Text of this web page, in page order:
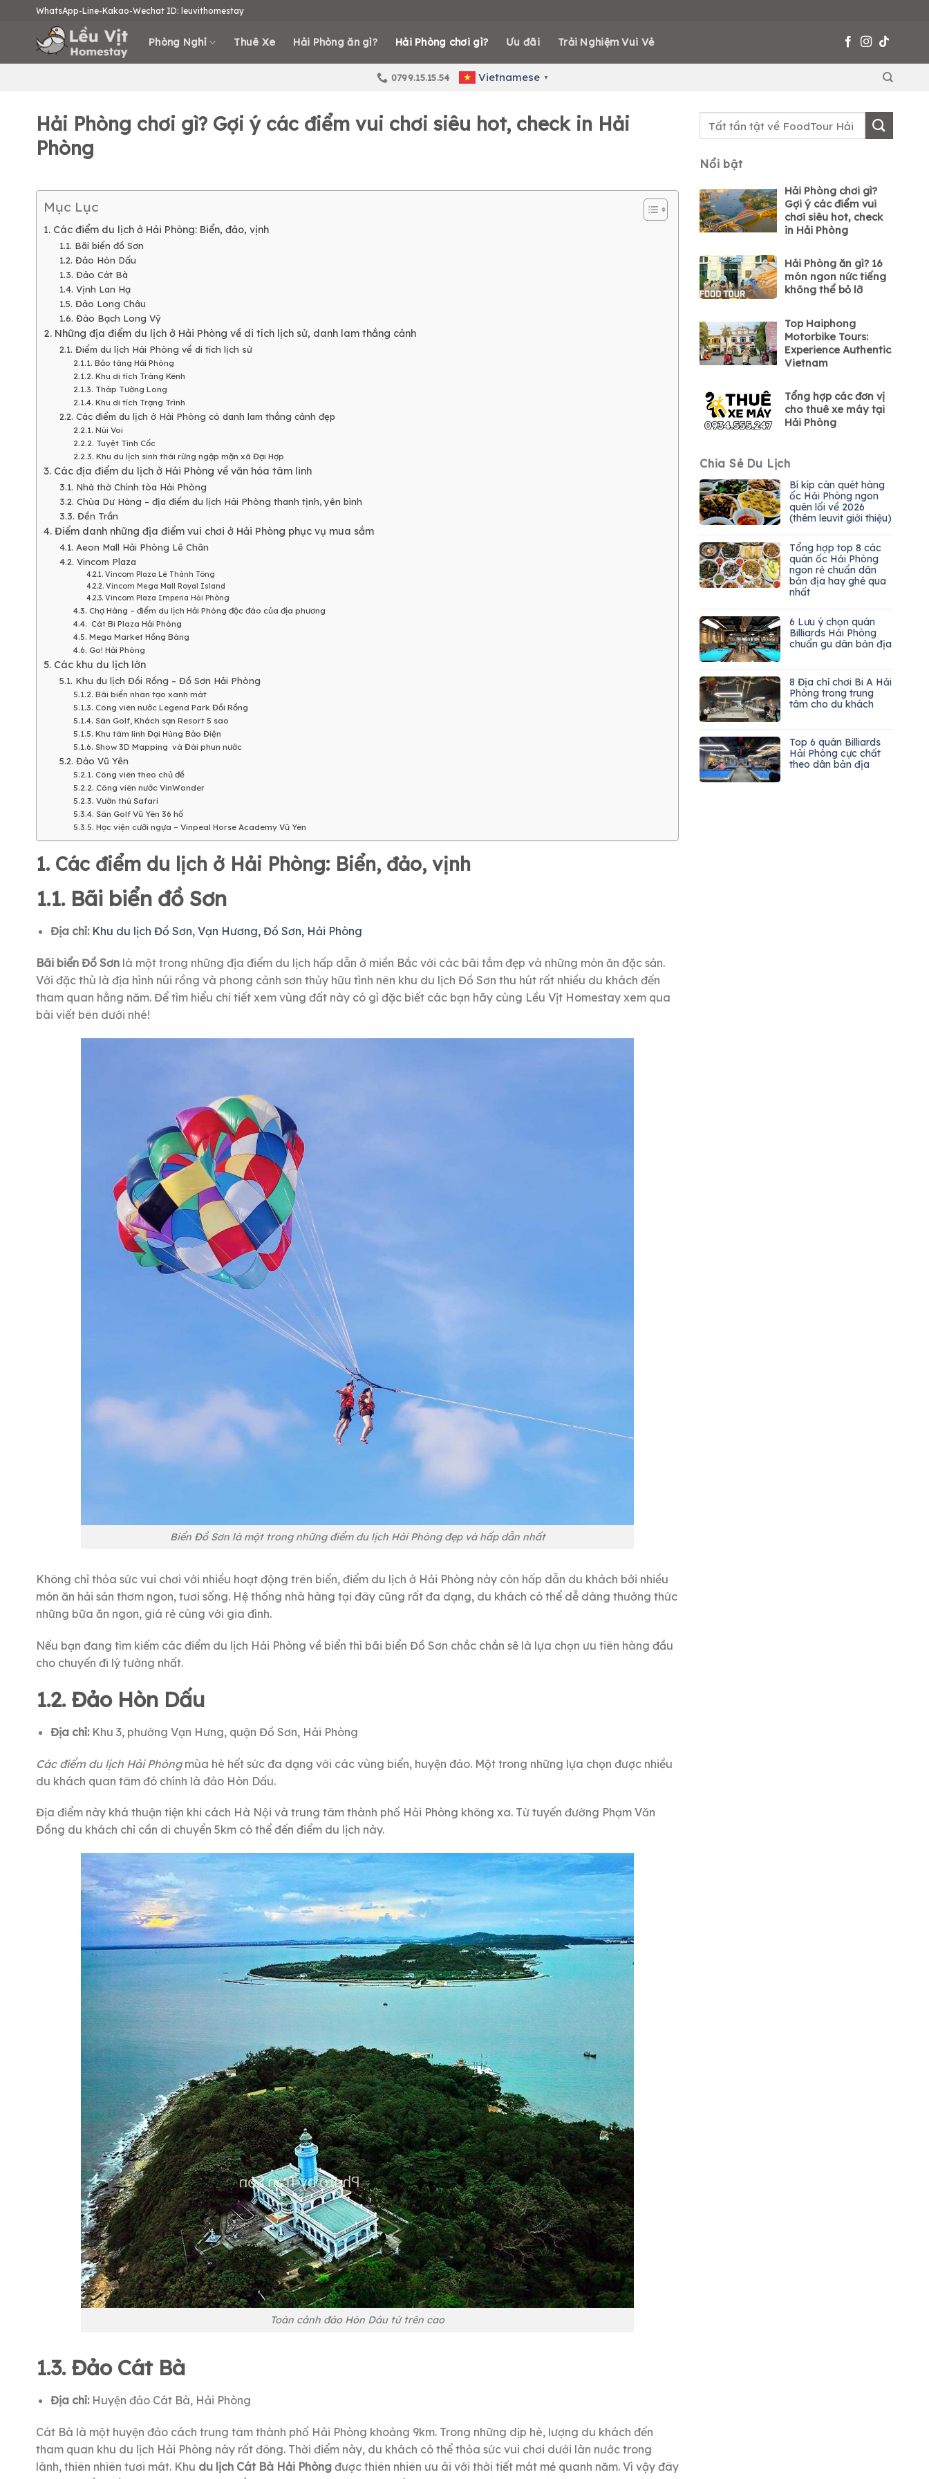
content
WhatsApp-Line-Kakao-Wechat ID: leuvithomestay
Phòng Nghỉ Thuê Xe Hải Phòng ăn gì? Hải Phòng chơi gì? Ưu đãi Trải Nghiệm Vui Vẻ
0799.15.15.54 Vietnamese ▼
Hải Phòng chơi gì? Gợi ý các điểm vui chơi siêu hot, check in Hải
Phòng
Mục Lục
1. Các điểm du lịch ở Hải Phòng: Biển, đảo, vịnh
1.1. Bãi biển đồ Sơn
1.2. Đảo Hòn Dấu
1.3. Đảo Cát Bà
1.4. Vịnh Lan Hạ
1.5. Đảo Long Châu
1.6. Đảo Bạch Long Vỹ
2. Những địa điểm du lịch ở Hải Phòng về di tích lịch sử, danh lam thắng cảnh
2.1. Điểm du lịch Hải Phòng về di tích lịch sử
2.1.1. Bảo tàng Hải Phòng
2.1.2. Khu di tích Tràng Kênh
2.1.3. Tháp Tường Long
2.1.4. Khu di tích Trạng Trình
2.2. Các điểm du lịch ở Hải Phòng có danh lam thắng cảnh đẹp
2.2.1. Núi Voi
2.2.2. Tuyệt Tình Cốc
2.2.3. Khu du lịch sinh thái rừng ngập mặn xã Đại Hợp
3. Các địa điểm du lịch ở Hải Phòng về văn hóa tâm linh
3.1. Nhà thờ Chính tòa Hải Phòng
3.2. Chùa Dư Hàng – địa điểm du lịch Hải Phòng thanh tịnh, yên bình
3.3. Đền Trần
4. Điểm danh những địa điểm vui chơi ở Hải Phòng phục vụ mua sắm
4.1. Aeon Mall Hải Phòng Lê Chân
4.2. Vincom Plaza
4.2.1. Vincom Plaza Lê Thánh Tông
4.2.2. Vincom Mega Mall Royal Island
4.2.3. Vincom Plaza Imperia Hải Phòng
4.3. Chợ Hàng – điểm du lịch Hải Phòng độc đáo của địa phương
4.4. Cát Bi Plaza Hải Phòng
4.5. Mega Market Hồng Bàng
4.6. Go! Hải Phòng
5. Các khu du lịch lớn
5.1. Khu du lịch Đồi Rồng – Đồ Sơn Hải Phòng
5.1.2. Bãi biển nhân tạo xanh mát
5.1.3. Công viên nước Legend Park Đồi Rồng
5.1.4. Sân Golf, Khách sạn Resort 5 sao
5.1.5. Khu tâm linh Đại Hùng Bảo Điện
5.1.6. Show 3D Mapping và Đài phun nước
5.2. Đảo Vũ Yên
5.2.1. Công viên theo chủ đề
5.2.2. Công viên nước VinWonder
5.2.3. Vườn thú Safari
5.3.4. Sân Golf Vũ Yên 36 hố
5.3.5. Học viện cưỡi ngựa – Vinpeal Horse Academy Vũ Yên
1. Các điểm du lịch ở Hải Phòng: Biển, đảo, vịnh
1.1. Bãi biển đồ Sơn
Địa chỉ: Khu du lịch Đồ Sơn, Vạn Hương, Đồ Sơn, Hải Phòng
Bãi biển Đồ Sơn là một trong những địa điểm du lịch hấp dẫn ở miền Bắc với các bãi tắm đẹp và những món ăn đặc sản.
Với đặc thù là địa hình núi rồng và phong cảnh sơn thủy hữu tình nên khu du lịch Đồ Sơn thu hút rất nhiều du khách đến
tham quan hằng năm. Để tìm hiểu chi tiết xem vùng đất này có gì đặc biết các bạn hãy cùng Lều Vịt Homestay xem qua
bài viết bên dưới nhé!
Biển Đồ Sơn là một trong những điểm du lịch Hải Phòng đẹp và hấp dẫn nhất
Không chỉ thỏa sức vui chơi với nhiều hoạt động trên biển, điểm du lịch ở Hải Phòng này còn hấp dẫn du khách bởi nhiều
món ăn hải sản thơm ngon, tươi sống. Hệ thống nhà hàng tại đây cũng rất đa dạng, du khách có thể dễ dàng thưởng thức
những bữa ăn ngon, giá rẻ cùng với gia đình.
Nếu bạn đang tìm kiếm các điểm du lịch Hải Phòng về biển thì bãi biển Đồ Sơn chắc chắn sẽ là lựa chọn ưu tiên hàng đầu
cho chuyến đi lý tưởng nhất.
1.2. Đảo Hòn Dấu
Địa chỉ: Khu 3, phường Vạn Hưng, quận Đồ Sơn, Hải Phòng
Các điểm du lịch Hải Phòngmùa hè hết sức đa dạng với các vùng biển, huyện đảo. Một trong những lựa chọn được nhiều
du khách quan tâm đó chính là đảo Hòn Dấu.
Địa điểm này khá thuận tiện khi cách Hà Nội và trung tâm thành phố Hải Phòng không xa. Từ tuyến đường Phạm Văn
Đồng du khách chỉ cần di chuyển 5km có thể đến điểm du lịch này.
Toàn cảnh đảo Hòn Dáu từ trên cao
1.3. Đảo Cát Bà
Địa chỉ:Huyện đảo Cát Bà, Hải Phòng
Cát Bà là một huyện đảo cách trung tâm thành phố Hải Phòng khoảng 9km. Trong những dịp hè, lượng du khách đến
tham quan khu du lịch Hải Phòng này rất đông. Thời điểm này, du khách có thể thỏa sức vui chơi dưới làn nước trong
lành, thiên nhiên tươi mát. Khu du lịch Cát Bà Hải Phòng được thiên nhiên ưu ái với thời tiết mát mẻ quanh năm. Vì vậy đây
Nổi bật
Hải Phòng chơi gì?
Gợi ý các điểm vui
chơi siêu hot, check
in Hải Phòng
Hải Phòng ăn gì? 16
món ngon nức tiếng
không thể bỏ lỡ
Top Haiphong
Motorbike Tours:
Experience Authentic
Vietnam
Tổng hợp các đơn vị
cho thuê xe máy tại
Hải Phòng
Chia Sẻ Du Lịch
Bí kíp càn quét hàng
ốc Hải Phòng ngon
quên lối về 2026
(thêm leuvit giới thiệu)
Tổng hợp top 8 các
quán ốc Hải Phòng
ngon rẻ chuẩn dân
bản địa hay ghé qua
nhất
6 Lưu ý chọn quán
Billiards Hải Phòng
chuẩn gu dân bản địa
8 Địa chỉ chơi Bi A Hải
Phòng trong trung
tâm cho du khách
Top 6 quán Billiards
Hải Phòng cực chất
theo dân bản địa